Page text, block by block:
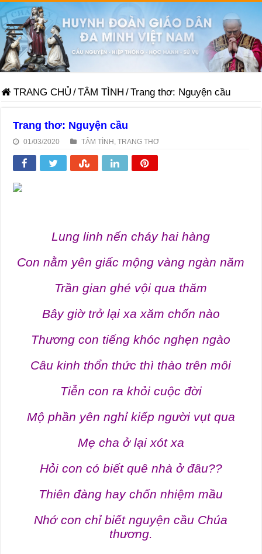
TRANG CHỦ /TÂM TÌNH /Trang thơ: Nguyện cầu
Trang thơ: Nguyện cầu
01/03/2020 TÂM TÌNH ,TRANG THƠ
Lung linh nến cháy hai hàng
Con nằm yên giấc mộng vàng ngàn năm
Trần gian ghé vội qua thăm
Bây giờ trở lại xa xăm chốn nào
Thương con tiếng khóc nghẹn ngào
Câu kinh thổn thức thì thào trên môi
Tiễn con ra khỏi cuộc đời
Mộ phần yên nghỉ kiếp người vụt qua
Mẹ cha ở lại xót xa
Hỏi con có biết quê nhà ở đâu??
Thiên đàng hay chốn nhiệm mầu
Nhớ con chỉ biết nguyện cầu Chúa
thương.